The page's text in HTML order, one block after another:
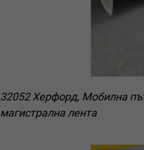
32052 Херфорд, Мобилна
магистрална лента